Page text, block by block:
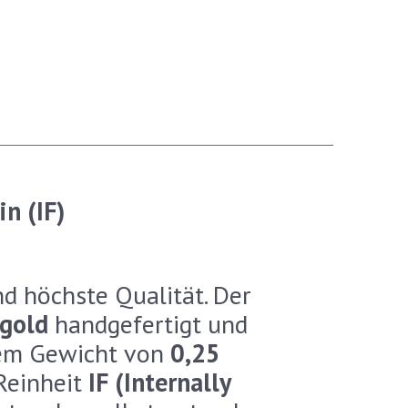
(IF)
höchste Qualität. Der
handgefertigt und
Gewicht von 0,25
IF (Internally